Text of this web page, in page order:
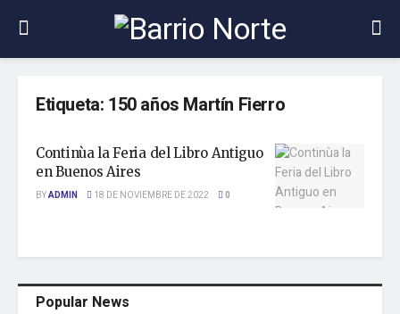
Etiqueta: 150 años Martín Fierro
Continùa la Feria del Libro Antiguo
en Buenos Aires
BYADMIN 18 DE NOVIEMBRE DE 2022 0
Popular News